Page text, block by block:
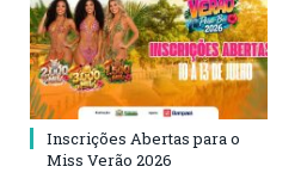
Inscrições Abertas para o
Miss Verão 2026